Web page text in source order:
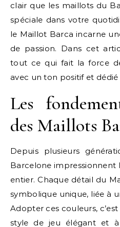
clair que les maillots du
spéciale dans votre
le Maillot Barca incarne
de passion. Dans cet
tout ce qui fait la force
avec un ton positif et
Les
des Maillots
Depuis plusieurs
Barcelone
entier. Chaque détail du
symbolique unique, liée à
Adopter ces couleurs,
style de jeu élégant et à